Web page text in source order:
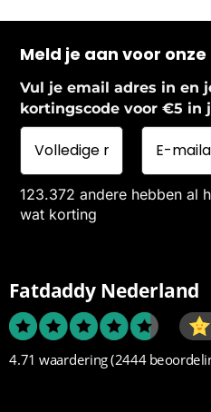
Meld je aan voor
Vul je email adres in en
kortingscode voor €5 in
123.372 andere hebben al
wat korting
Fatdaddy Nederland
4.71 waardering(2444